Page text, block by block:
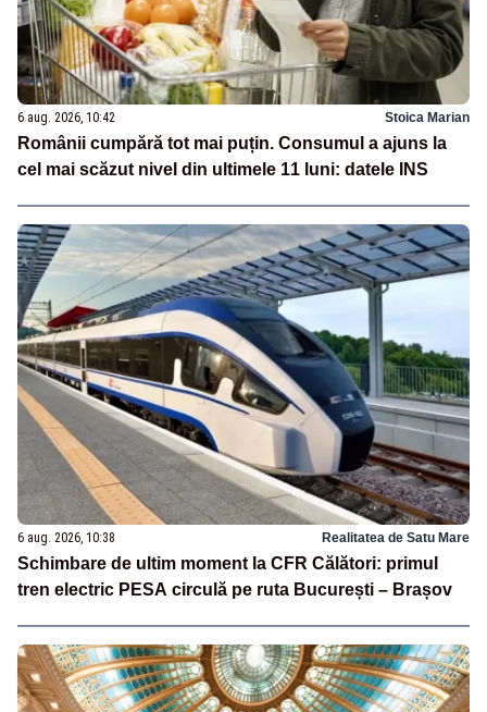
6 aug. 2026, 10:42 Stoica Marian
Românii cumpără tot mai puțin. Consumul a ajuns la
cel mai scăzut nivel din ultimele 11 luni: datele INS
6 aug. 2026, 10:38 Realitatea de Satu Mare
Schimbare de ultim moment la CFR Călători: primul
tren electric PESA circulă pe ruta București – Brașov